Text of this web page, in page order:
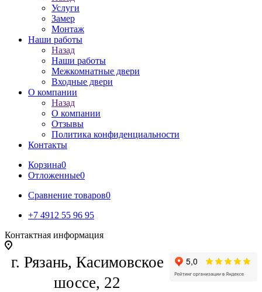
Услуги
Замер
Монтаж
Наши работы
Назад
Наши работы
Межкомнатные двери
Входные двери
О компании
Назад
О компании
Отзывы
Политика конфиденциальности
Контакты
Корзина0
Отложенные0
Сравнение товаров0
+7 4912 55 96 95
Контактная информация
г. Рязань, Касимовское
шоссе, 22